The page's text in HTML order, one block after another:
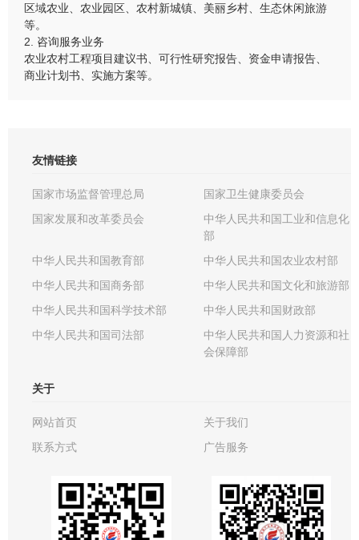
区域农业、农业园区、农村新城镇、美丽乡村、生态休闲旅游
等。
2. 咨询服务业务
农业农村工程项目建议书、可行性研究报告、资金申请报告、
商业计划书、实施方案等。
友情链接
国家市场监督管理总局
国家卫生健康委员会
国家发展和改革委员会
中华人民共和国工业和信息化
部
中华人民共和国教育部
中华人民共和国农业农村部
中华人民共和国商务部
中华人民共和国文化和旅游部
中华人民共和国科学技术部
中华人民共和国财政部
中华人民共和国司法部
中华人民共和国人力资源和社
会保障部
关于
网站首页
关于我们
联系方式
广告服务